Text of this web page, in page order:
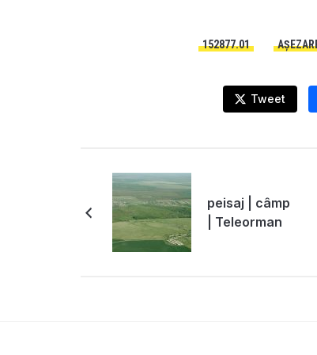
152877.01
Tweet
peisaj | câmp
| Teleorman